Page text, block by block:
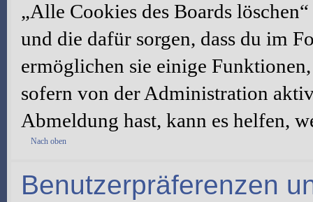
„Alle Cookies des Boards
und die dafür sorgen, dass du im
ermöglichen sie einige
sofern von der Administration
Abmeldung hast, kann es helfen,
Nach oben
Benutzerpräferenzen